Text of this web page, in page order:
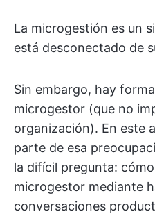
La microgestión es un
está desconectado de
Sin embargo, hay
microgestor (que no
organización). En este
parte de esa
la difícil pregunta:
microgestor mediante
conversaciones